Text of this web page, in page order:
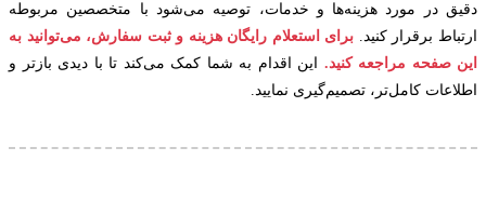
در مورد هزینه‌ها و خدمات، توصیه می‌شود با متخصصین مربوطه
برقرار کنید. برای استعلام رایگان هزینه و ثبت سفارش، می‌توانید به
مراجعه کنید. این اقدام به شما کمک می‌کند تا با دیدی بازتر و
کامل‌تر، تصمیم‌گیری نمایید.